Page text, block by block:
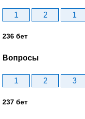
1 2 1
236 бет
Вопросы
1 2 3
237 бет